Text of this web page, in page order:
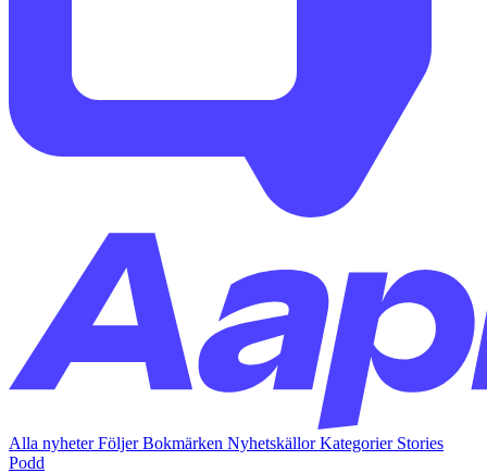
Alla nyheterFöljerBokmärken NyhetskällorKategorier Stories
Podd